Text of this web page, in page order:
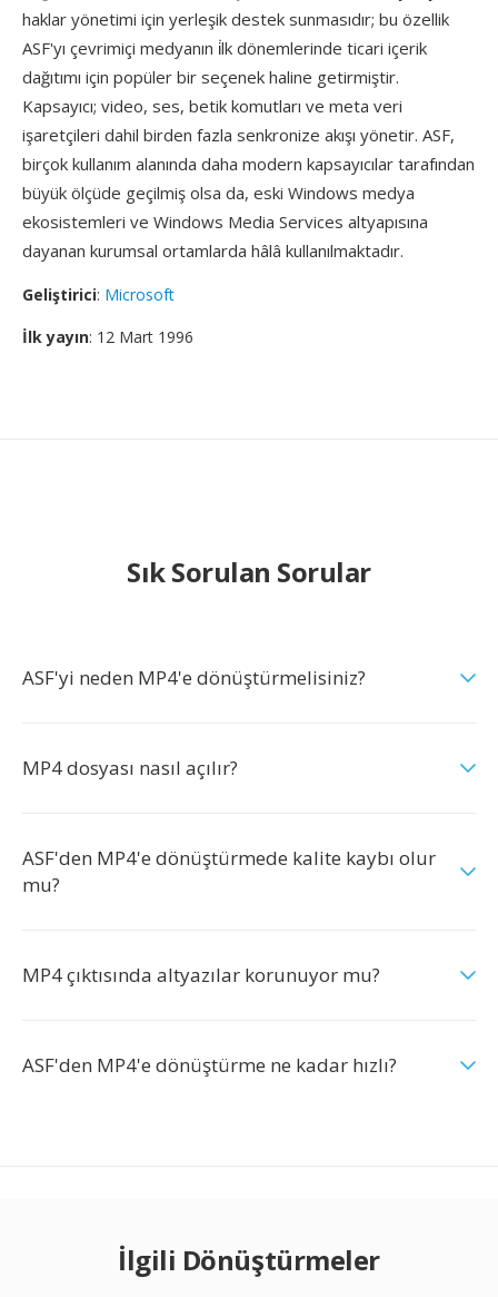
haklar yönetimi için yerleşik destek sunmasıdır; bu özellik
ASF'yı çevrimiçi medyanın i̇lk dönemlerinde ticari içerik
dağıtımı için popüler bir seçenek haline getirmiştir.
Kapsayıcı; video, ses, betik komutları ve meta veri
işaretçileri dahil birden fazla senkronize akışı yönetir. ASF,
birçok kullanım alanında daha modern kapsayıcılar tarafından
büyük ölçüde geçilmiş olsa da, eski Windows medya
ekosistemleri ve Windows Media Services altyapısına
dayanan kurumsal ortamlarda hâlâ kullanılmaktadır.
Geliştirici: Microsoft
İlk yayın: 12 Mart 1996
Sık Sorulan Sorular
ASF'yi neden MP4'e dönüştürmelisiniz?
MP4 dosyası nasıl açılır?
ASF'den MP4'e dönüştürmede kalite kaybı olur
mu?
MP4 çıktısında altyazılar korunuyor mu?
ASF'den MP4'e dönüştürme ne kadar hızlı?
İlgili Dönüştürmeler